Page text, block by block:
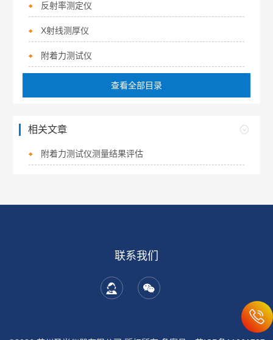
反射率测定仪
X射线测厚仪
附着力测试仪
查看全部目录
相关文章
附着力测试仪测量结果评估
联系我们